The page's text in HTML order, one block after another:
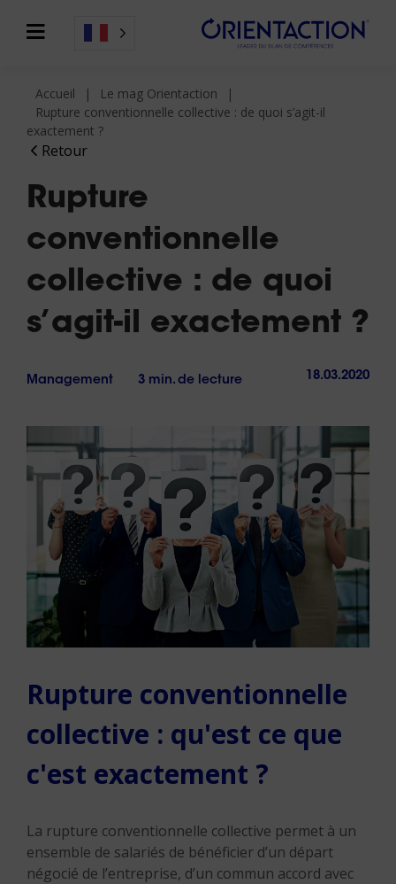
Retour
Accueil
Le mag Orientaction
Rupture conventionnelle collective : de quoi s’agit-il
exactement ?
Rupture
conventionnelle
collective : de quoi
s’agit-il exactement ?
Management 3 min. de lecture 18.03.2020
Rupture conventionnelle
collective : qu'est ce que
c'est exactement ?
La rupture conventionnelle collective permet à un
ensemble de salariés de bénéficier d’un départ
négocié de l’entreprise, d’un commun accord avec